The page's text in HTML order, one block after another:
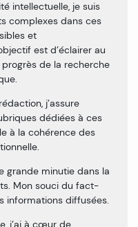
intellectuelle, je suis
complexes dans ces
et
est d’éclairer au
de la recherche
j’assure
dédiées à ces
à la cohérence des
grande minutie dans la
Mon souci du fact-
informations diffusées.
j’ai à cœur de